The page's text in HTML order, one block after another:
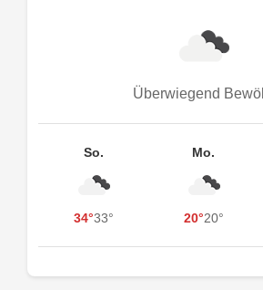
Überwiegend
So.
34°33°
Mo.
20°20°